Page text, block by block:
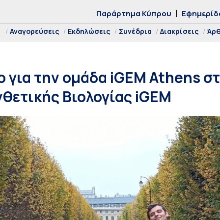
Παράρτημα Κύπρου
Αναγορεύσεις Εκδηλώσεις Συνέδρια Διακρίσεις
την ομάδα iGEM Athens
Βιολογίας iGEM